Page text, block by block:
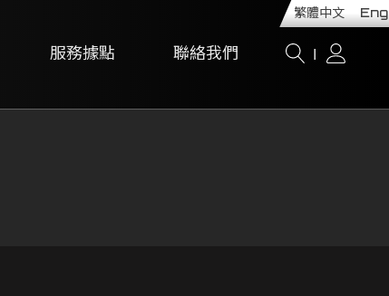
服務據點 聯絡我們
繁體中文